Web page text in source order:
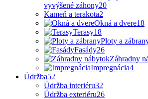
vyvýšené záhony20
Kameň a terakota2
Okná a dvere18
Terasy18
Ploty a
Fasády26
Záhradny
Impregnácia4
Údržba52
Údržba interiéru32
Údržba exteriéru26